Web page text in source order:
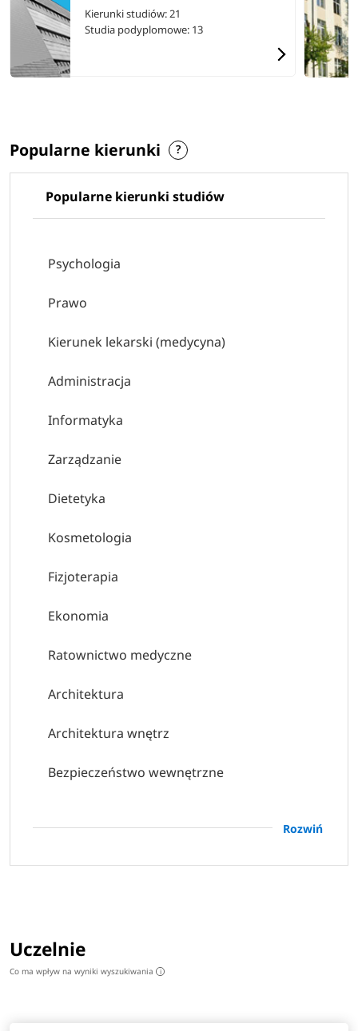
Kierunki studiów: 21
Studia podyplomowe: 13
Popularne kierunki
Popularne kierunki studiów
Psychologia
Prawo
Kierunek lekarski (medycyna)
Administracja
Informatyka
Zarządzanie
Dietetyka
Kosmetologia
Fizjoterapia
Ekonomia
Ratownictwo medyczne
Architektura
Architektura wnętrz
Bezpieczeństwo wewnętrzne
Mechanika i budowa maszyn
Rozwiń
Uczelnie
Co ma wpływ na wyniki wyszukiwania i